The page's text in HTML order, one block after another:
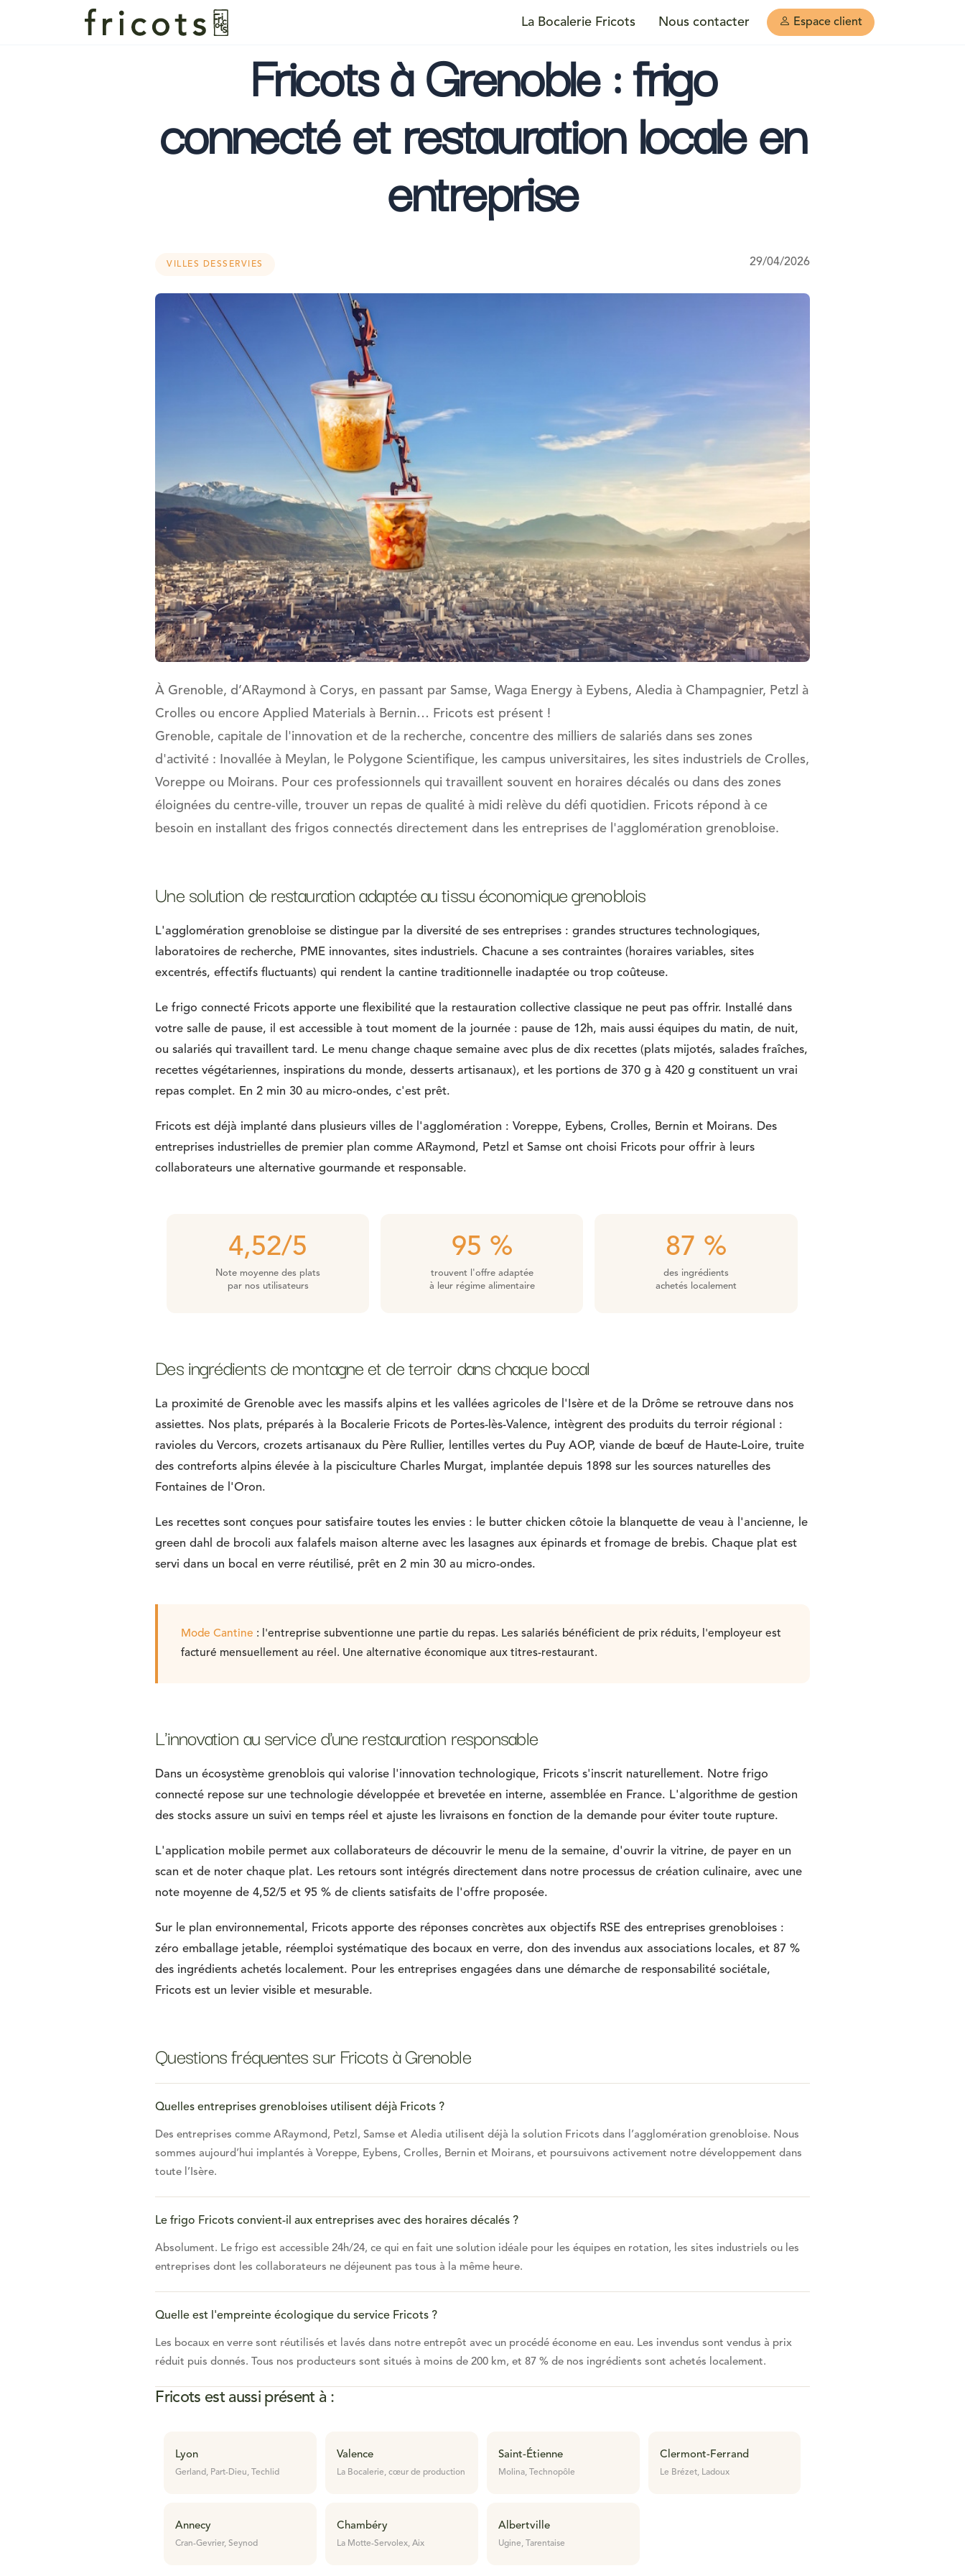
La Bocalerie Fricots Nous contacter Espace client
Fricots à Grenoble : frigo
connecté et restauration locale en
entreprise
VILLES DESSERVIES 29/04/2026
À Grenoble, d’ARaymond à Corys, en passant par Samse, Waga Energy à Eybens, Aledia à Champagnier, Petzl à
Crolles ou encore Applied Materials à Bernin… Fricots est présent !
Grenoble, capitale de l'innovation et de la recherche, concentre des milliers de salariés dans ses zones
d'activité : Inovallée à Meylan, le Polygone Scientifique, les campus universitaires, les sites industriels de Crolles,
Voreppe ou Moirans. Pour ces professionnels qui travaillent souvent en horaires décalés ou dans des zones
éloignées du centre-ville, trouver un repas de qualité à midi relève du défi quotidien. Fricots répond à ce
besoin en installant des frigos connectés directement dans les entreprises de l'agglomération grenobloise.
Une solution de restauration adaptée au tissu économique grenoblois
L'agglomération grenobloise se distingue par la diversité de ses entreprises : grandes structures technologiques,
laboratoires de recherche, PME innovantes, sites industriels. Chacune a ses contraintes (horaires variables, sites
excentrés, effectifs fluctuants) qui rendent la cantine traditionnelle inadaptée ou trop coûteuse.
Le frigo connecté Fricots apporte une flexibilité que la restauration collective classique ne peut pas offrir. Installé dans
votre salle de pause, il est accessible à tout moment de la journée : pause de 12h, mais aussi équipes du matin, de nuit,
ou salariés qui travaillent tard. Le menu change chaque semaine avec plus de dix recettes (plats mijotés, salades fraîches,
recettes végétariennes, inspirations du monde, desserts artisanaux), et les portions de 370 g à 420 g constituent un vrai
repas complet. En 2 min 30 au micro-ondes, c'est prêt.
Fricots est déjà implanté dans plusieurs villes de l'agglomération : Voreppe, Eybens, Crolles, Bernin et Moirans. Des
entreprises industrielles de premier plan comme ARaymond, Petzl et Samse ont choisi Fricots pour offrir à leurs
collaborateurs une alternative gourmande et responsable.
4,52/5
Note moyenne des plats
par nos utilisateurs
95 %
trouvent l'offre adaptée
à leur régime alimentaire
87 %
des ingrédients
achetés localement
Des ingrédients de montagne et de terroir dans chaque bocal
La proximité de Grenoble avec les massifs alpins et les vallées agricoles de l'Isère et de la Drôme se retrouve dans nos
assiettes. Nos plats, préparés à la Bocalerie Fricots de Portes-lès-Valence, intègrent des produits du terroir régional :
ravioles du Vercors, crozets artisanaux du Père Rullier, lentilles vertes du Puy AOP, viande de bœuf de Haute-Loire, truite
des contreforts alpins élevée à la pisciculture Charles Murgat, implantée depuis 1898 sur les sources naturelles des
Fontaines de l'Oron.
Les recettes sont conçues pour satisfaire toutes les envies : le butter chicken côtoie la blanquette de veau à l'ancienne, le
green dahl de brocoli aux falafels maison alterne avec les lasagnes aux épinards et fromage de brebis. Chaque plat est
servi dans un bocal en verre réutilisé, prêt en 2 min 30 au micro-ondes.
Mode Cantine : l'entreprise subventionne une partie du repas. Les salariés bénéficient de prix réduits, l'employeur est
facturé mensuellement au réel. Une alternative économique aux titres-restaurant.
L'innovation au service d'une restauration responsable
Dans un écosystème grenoblois qui valorise l'innovation technologique, Fricots s'inscrit naturellement. Notre frigo
connecté repose sur une technologie développée et brevetée en interne, assemblée en France. L'algorithme de gestion
des stocks assure un suivi en temps réel et ajuste les livraisons en fonction de la demande pour éviter toute rupture.
L'application mobile permet aux collaborateurs de découvrir le menu de la semaine, d'ouvrir la vitrine, de payer en un
scan et de noter chaque plat. Les retours sont intégrés directement dans notre processus de création culinaire, avec une
note moyenne de 4,52/5 et 95 % de clients satisfaits de l'offre proposée.
Sur le plan environnemental, Fricots apporte des réponses concrètes aux objectifs RSE des entreprises grenobloises :
zéro emballage jetable, réemploi systématique des bocaux en verre, don des invendus aux associations locales, et 87 %
des ingrédients achetés localement. Pour les entreprises engagées dans une démarche de responsabilité sociétale,
Fricots est un levier visible et mesurable.
Questions fréquentes sur Fricots à Grenoble
Quelles entreprises grenobloises utilisent déjà Fricots ?
Des entreprises comme ARaymond, Petzl, Samse et Aledia utilisent déjà la solution Fricots dans l’agglomération grenobloise. Nous
sommes aujourd’hui implantés à Voreppe, Eybens, Crolles, Bernin et Moirans, et poursuivons activement notre développement dans
toute l’Isère.
Le frigo Fricots convient-il aux entreprises avec des horaires décalés ?
Absolument. Le frigo est accessible 24h/24, ce qui en fait une solution idéale pour les équipes en rotation, les sites industriels ou les
entreprises dont les collaborateurs ne déjeunent pas tous à la même heure.
Quelle est l'empreinte écologique du service Fricots ?
Les bocaux en verre sont réutilisés et lavés dans notre entrepôt avec un procédé économe en eau. Les invendus sont vendus à prix
réduit puis donnés. Tous nos producteurs sont situés à moins de 200 km, et 87 % de nos ingrédients sont achetés localement.
Fricots est aussi présent à :
Lyon
Gerland, Part-Dieu, Techlid
Valence
La Bocalerie, cœur de production
Saint-Étienne
Molina, Technopôle
Clermont-Ferrand
Le Brézet, Ladoux
Annecy
Cran-Gevrier, Seynod
Chambéry
La Motte-Servolex, Aix
Albertville
Ugine, Tarentaise